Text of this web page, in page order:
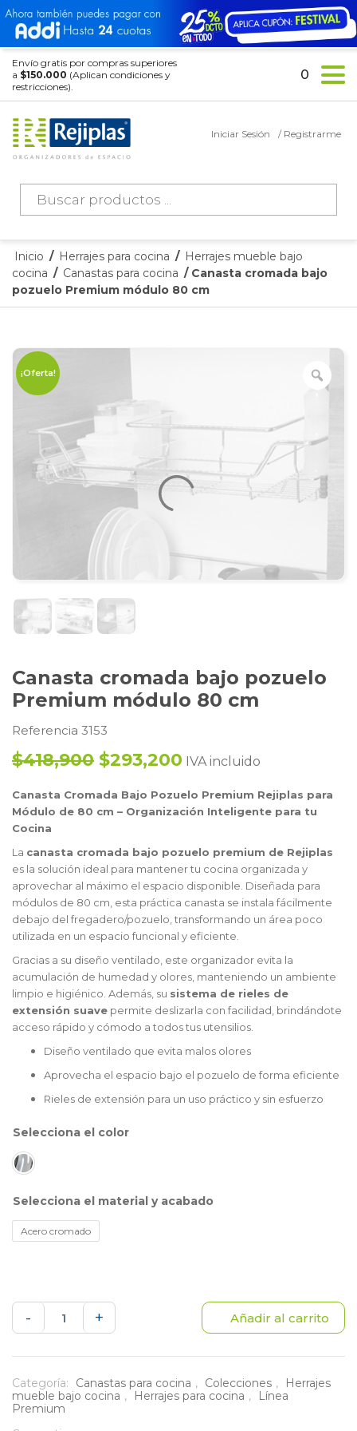
Envío gratis por compras superiores
a $150.000 (Aplican condiciones y
restricciones).
Búsqueda
productos
Iniciar Sesión / Registrarme
0
Inicio / Herrajes para cocina / Herrajes mueble bajo
cocina / Canastas para cocina / Canasta cromada bajo
pozuelo Premium módulo 80 cm
¡Oferta!
Canasta cromada bajo pozuelo
Premium módulo 80 cm
Referencia 3153
$418,900 $293,200 IVA incluido
Canasta Cromada Bajo Pozuelo Premium Rejiplas para
Módulo de 80 cm – Organización Inteligente para tu
Cocina
La canasta cromada bajo pozuelo premium de Rejiplas
es la solución ideal para mantener tu cocina organizada y
aprovechar al máximo el espacio disponible. Diseñada para
módulos de 80 cm, esta práctica canasta se instala fácilmente
debajo del fregadero/pozuelo, transformando un área poco
utilizada en un espacio funcional y eficiente.
Gracias a su diseño ventilado, este organizador evita la
acumulación de humedad y olores, manteniendo un ambiente
limpio e higiénico. Además, su sistema de rieles de
extensión suave permite deslizarla con facilidad, brindándote
acceso rápido y cómodo a todos tus utensilios.
Diseño ventilado que evita malos olores
Aprovecha el espacio bajo el pozuelo de forma eficiente
Rieles de extensión para un uso práctico y sin esfuerzo
color
material y acabado
Acero cromado
-
Canasta
bajo
pozuelo
+ Añadir al carrito
Categoría: Canastas para cocina , Colecciones ,
Herrajes
mueble bajo cocina , Herrajes para cocina ,
Línea
Premium